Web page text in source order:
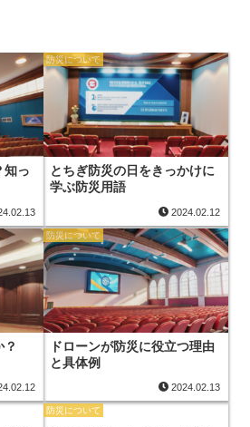
知っ
防災について
とちぎ防災の日をきっかけに
学ぶ防災用語
2024.02.12
防災について
ドローンが防災に役立つ理由
と具体例
2024.02.13
防災について